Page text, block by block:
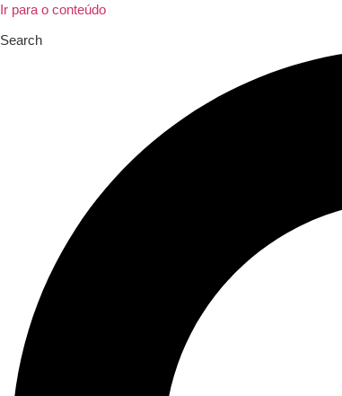
Ir para o conteúdo
Search